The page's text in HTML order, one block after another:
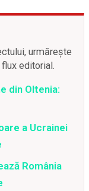
urmărește
editorial.
din Oltenia:
a Ucrainei
România